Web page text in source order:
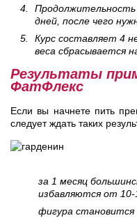
дней, после чего
Курс составляет 4
веса сбрасывается
Результаты
ФатФлекс
Если вы начнете пить
следует ждать таких
за 1 месяц
избавляются от
фигура становится